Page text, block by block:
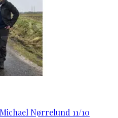
Nørrelund 11/10